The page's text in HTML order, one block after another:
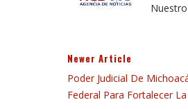
Newer Article
Poder Judicial De
Federal Para Fortalecer